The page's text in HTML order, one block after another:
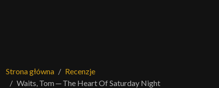
Strona główna
Recenzje
Waits, Tom ─ The Heart Of Saturday Night